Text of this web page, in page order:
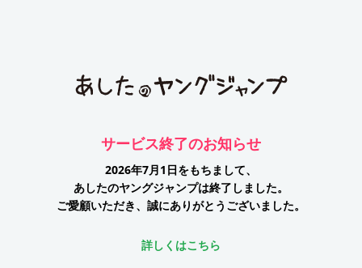
サービス終了のお知らせ
2026年7月1日をもちまして、
あしたのヤングジャンプは終了しました。
ご愛顧いただき、誠にありがとうございました。
詳しくはこちら